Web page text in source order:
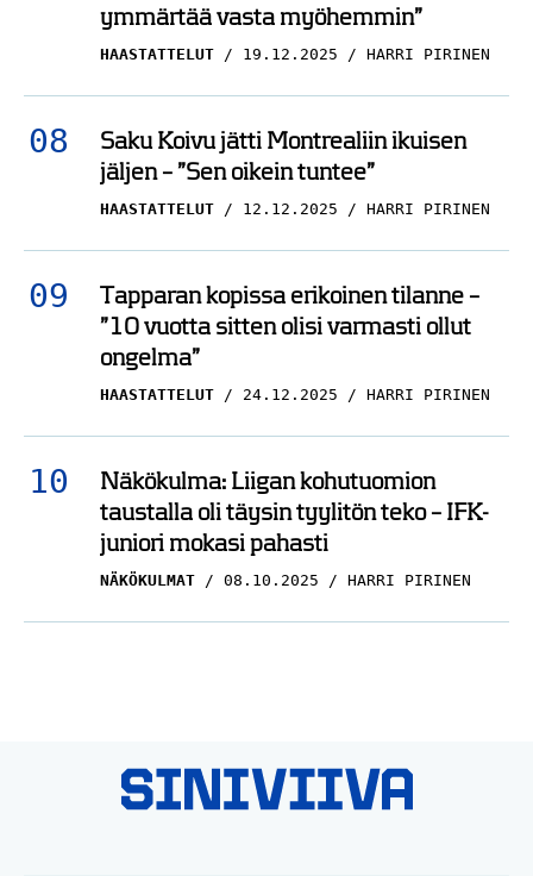
ymmärtää vasta myöhemmin”
HAASTATTELUT 19.12.2025 HARRI PIRINEN
Saku Koivu jätti Montrealiin ikuisen
jäljen – ”Sen oikein tuntee”
HAASTATTELUT 12.12.2025 HARRI PIRINEN
Tapparan kopissa erikoinen tilanne –
”10 vuotta sitten olisi varmasti ollut
ongelma”
HAASTATTELUT 24.12.2025 HARRI PIRINEN
Näkökulma: Liigan kohutuomion
taustalla oli täysin tyylitön teko – IFK-
juniori mokasi pahasti
NÄKÖKULMAT 08.10.2025 HARRI PIRINEN